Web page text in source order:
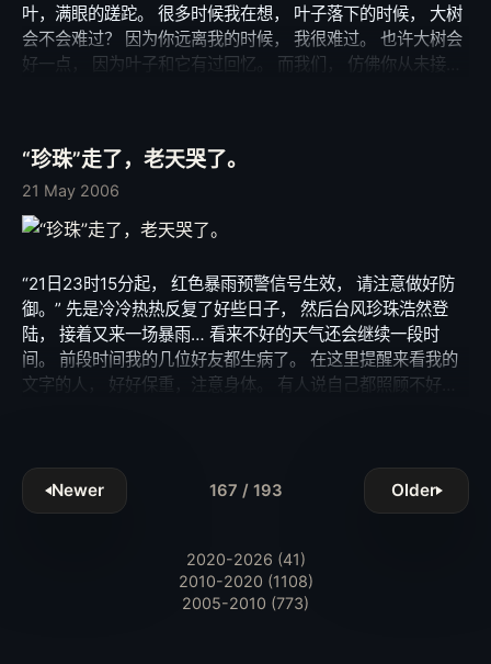
叶，满眼的蹉跎。 很多时候我在想， 叶子落下的时候， 大树
会不会难过？ 因为你远离我的时候， 我很难过。 也许大树会
好一点， 因为叶子和它有过回忆。 而我们， 仿佛你从未接
丝的思念会飞往你？ 我想有吧， 恐怕烟气很可怜， 比我可
怜。 因为它不足以承受思念的沉重。 而我， 有泪水和我分
担。 一根烟的时间， 足够用来想你吗？ 不够， 一包呢？ 也
不够。 也许当我抽完全世界的烟， 如果我没有被毒死， 我还
了该坚强的时候…
“珍珠”走了，老天哭了。
21 May 2006
“21日23时15分起， 红色暴雨预警信号生效， 请注意做好防
御。” 先是冷冷热热反复了好些日子， 然后台风珍珠浩然登
陆， 接着又来一场暴雨… 看来不好的天气还会继续一段时
间。 前段时间我的几位好友都生病了。 在这里提醒来看我的
文字的人， 好好保重，注意身体。 有人说自己都照顾不好的
Newer 167 / 193
2020-2026 (41)
2010-2020 (1108)
2005-2010 (773)
Older